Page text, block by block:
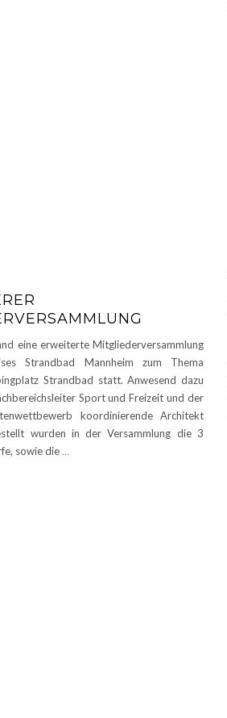
eine erweiterte Mitgliederversammlung
Strandbad Mannheim zum Thema
Strandbad statt. Anwesend dazu
Sport und Freizeit und der
koordinierende Architekt
wurden in der Versammlung die 3
sowie die …